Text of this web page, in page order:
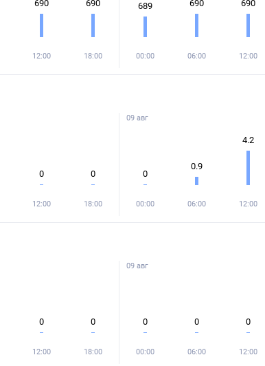
690
12:00
690
18:00
689
00:00
690
06:00
690
12:00
0
12:00
0
18:00
09 авг
0
00:00
0.9
06:00
4.2
12:00
0
12:00
0
18:00
09 авг
0
00:00
0
06:00
0
12:00